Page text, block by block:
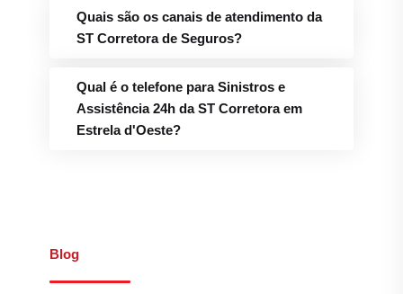
Quais são os canais de atendimento da
ST Corretora de Seguros?
Qual é o telefone para Sinistros e
Assistência 24h da ST Corretora em
Estrela d'Oeste?
Blog